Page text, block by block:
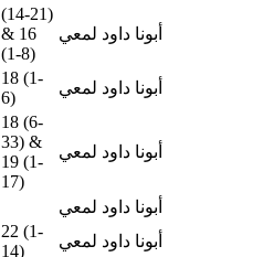
(14-21)
& 16
(1-8)
أبونا داود لمعي
18 (1-
6)
أبونا داود لمعي
18 (6-
33) &
19 (1-
17)
أبونا داود لمعي
أبونا داود لمعي
22 (1-
14)
أبونا داود لمعي